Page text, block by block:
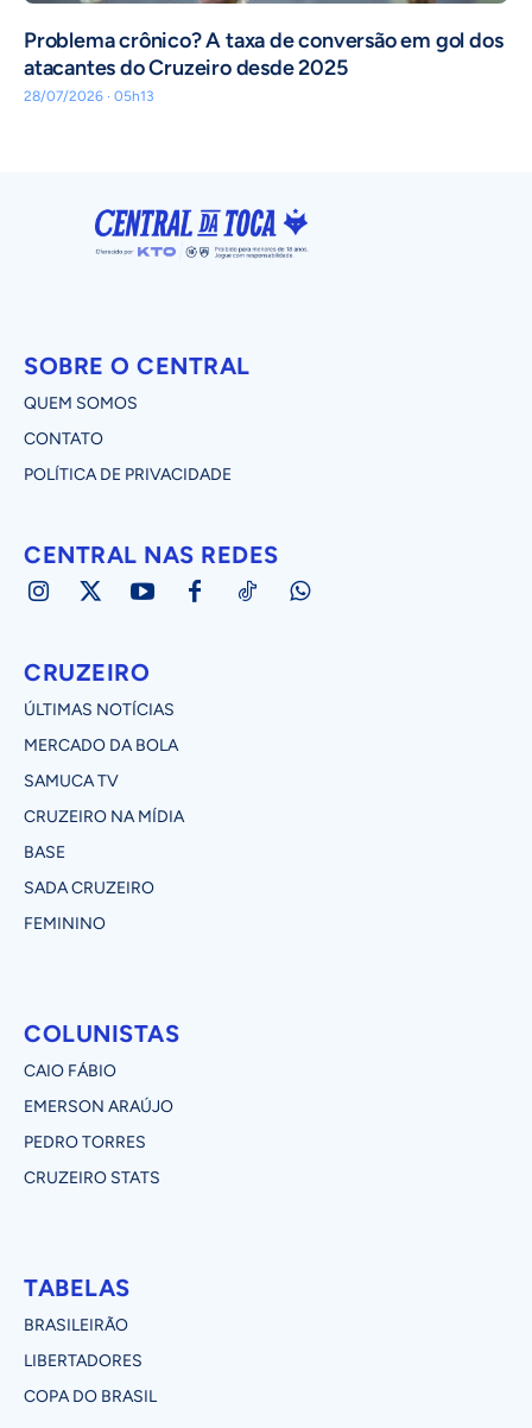
Problema crônico? A taxa de conversão em gol dos
atacantes do Cruzeiro desde 2025
28/07/2026 · 05h13
SOBRE O CENTRAL
QUEM SOMOS
CONTATO
POLÍTICA DE PRIVACIDADE
CENTRAL NAS REDES
CRUZEIRO
ÚLTIMAS NOTÍCIAS
MERCADO DA BOLA
SAMUCA TV
CRUZEIRO NA MÍDIA
BASE
SADA CRUZEIRO
FEMININO
COLUNISTAS
CAIO FÁBIO
EMERSON ARAÚJO
PEDRO TORRES
CRUZEIRO STATS
TABELAS
BRASILEIRÃO
LIBERTADORES
COPA DO BRASIL